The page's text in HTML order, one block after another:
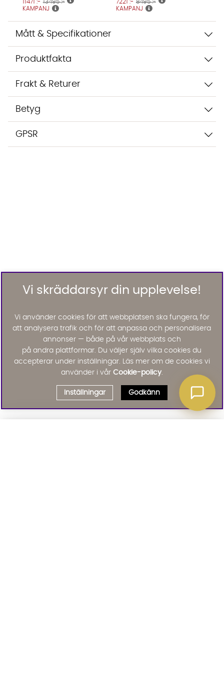
KAMPANJ
11471 :- 13495 :-
KAMPANJ
7221 :- 8495 :-
Mått & Specifikationer
Produktfakta
Frakt & Returer
Betyg
GPSR
Vi skräddarsyr din upplevelse!
Vi använder cookies för att webbplatsen ska fungera, för
att analysera trafik och för att anpassa och personalisera
annonser — både på vår webbplats och
på andra plattformar. Du väljer själv vilka cookies du
accepterar under inställningar. Läs mer om de cookies vi
använder i vår Cookie-policy.
Inställningar Godkänn